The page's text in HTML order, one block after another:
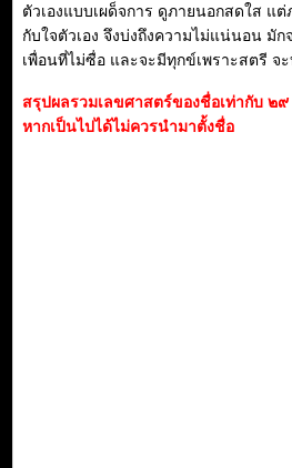
ตัวเองแบบเผด็จการ ดูภายนอกสดใส แ
กับใจตัวเอง จึงบ่งถึงความไม่แน่นอน มั
เพื่อนที่ไม่ซื่อ และจะมีทุกข์เพราะสตรี จ
สรุปผลรวมเลขศาสตร์ของชื่อเท่ากับ ๒
หากเป็นไปได้ไม่ควรนำมาตั้งชื่อ